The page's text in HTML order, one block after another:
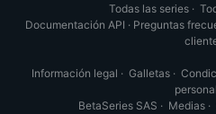
Todas las series·
Documentación API · Preguntas
Información legal · Galletas·
BetaSeries SAS · Medias·